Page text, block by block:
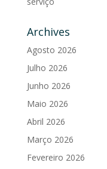
Archives
Agosto 2026
Julho 2026
Junho 2026
Maio 2026
Abril 2026
Março 2026
Fevereiro 2026